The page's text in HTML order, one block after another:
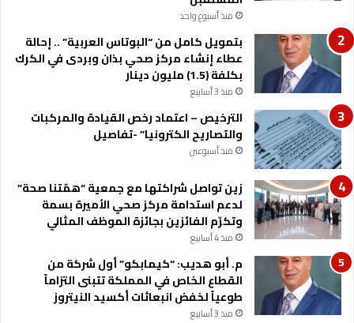
ي
ع
ش
ر
ف
ي
ي
و
م
ه
ا
ا
ل
أ
و
منذ أسبوع واحد
بتمويل كامل من “البوتاس العربية” .. إحالة
عطاء إنشاء مركز صحي بذان وبردى في الكرك
بكلفة (1.5) مليون دينار
منذ 3 أسابيع
الترخيص – اعتماد رخص القيادة والمركبات
والتصاريح الكترونيا” -تفاصيل
منذ أسبوعين
زين تواصل شراكتها مع جمعية “همّتنا صحة”
لدعم استدامة مركز صحي الأميرة بسمة
وتكرّم الفائزين بجائزة الموظف المثالي
منذ 4 أسابيع
م. أبو هديب: “كيمابكو” أول شركة من
القطاع الخاص في المملكة تتبنى التزاماً
طوعياً لخفض انبعاثات أكسيد النيتروز
منذ 3 أسابيع